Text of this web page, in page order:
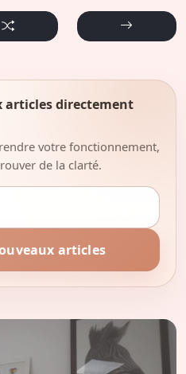
articles directement
votre fonctionnement,
de la clarté.
articles